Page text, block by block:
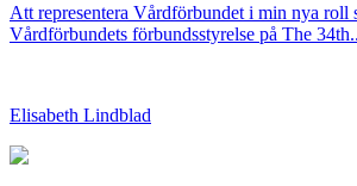
Att representera Vårdförbundet i min nya roll
Vårdförbundets förbundsstyrelse på The
Elisabeth Lindblad